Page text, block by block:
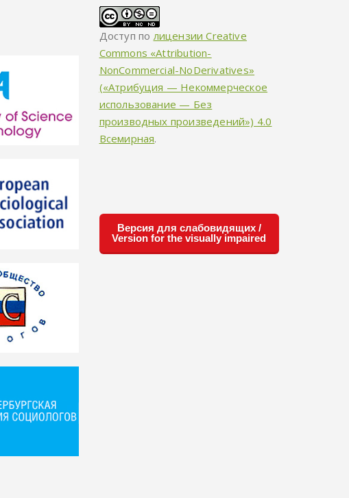
Доступ полицензии Creative
Commons «Attribution-
NonCommercial-NoDerivatives»
(«Атрибуция — Некоммерческое
использование — Без
производных произведений») 4.0
Всемирная.
Версия для слабовидящих /
Version for the visually impaired